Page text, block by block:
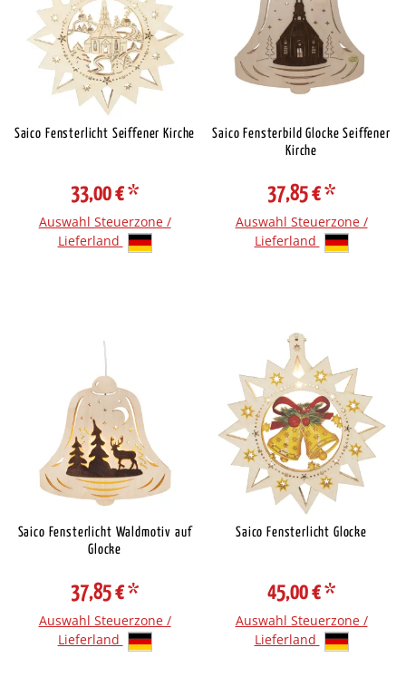
Saico Fensterlicht Seiffener Kirche
33,00 €*
Auswahl Steuerzone /
Lieferland
Saico Fensterbild Glocke Seiffener
Kirche
37,85 €*
Auswahl Steuerzone /
Lieferland
Saico Fensterlicht Waldmotiv auf
Glocke
37,85 €*
Auswahl Steuerzone /
Lieferland
Saico Fensterlicht Glocke
45,00 €*
Auswahl Steuerzone /
Lieferland